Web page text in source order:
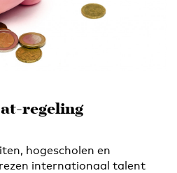
regeling
hogescholen en
internationaal talent